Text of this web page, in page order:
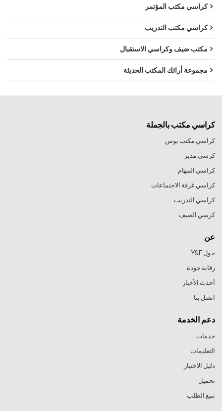
كراسي مكتب المؤتمر
كراسي مكتب التدريب
مكتب ضيف وكراسي الاستقبال
مجموعة أرائك المكتب الحديثة
كراسي مكتب بالجملة
كراسي مكتب بوس
كرسي مدير
كراسي المهام
كراسي غرفة الاجتماعات
كراسي التدريب
كرسي الضيف
عن
حول Y&F
رقابة جودة
أحدث الأخبار
اتصل بنا
دعم الخدمة
خدمات
التعليمات
دليل الاختيار
تحميل
تتبع الطلب